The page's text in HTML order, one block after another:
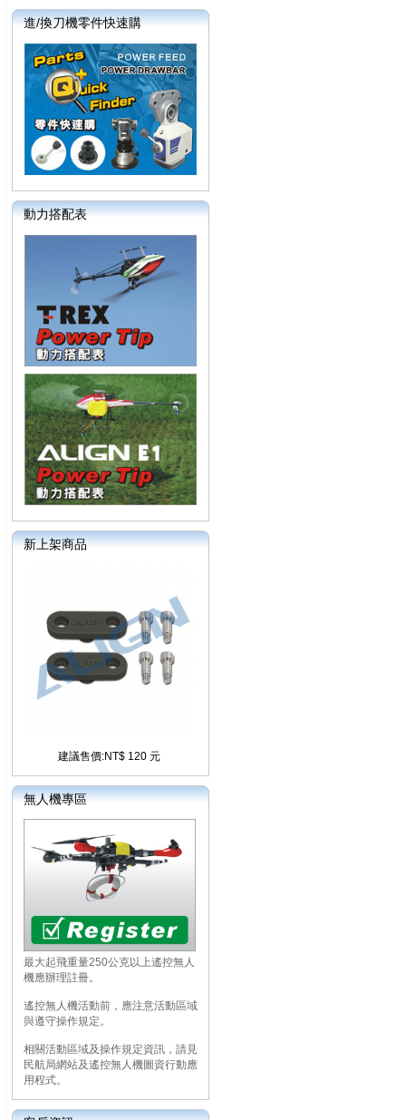
進/換刀機零件快速購
動力搭配表
新上架商品
建議售價:NT$ 120 元
無人機專區
最大起飛重量250公克以上遙控無人
機應辦理註冊。
遙控無人機活動前，應注意活動區域
與遵守操作規定。
相關活動區域及操作規定資訊，請見
民航局網站及遙控無人機圖資行動應
用程式。